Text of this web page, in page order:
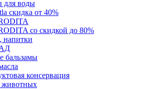
для воды
скидка от 40%
со скидкой до 80%
напитки
бальзамы
консервация